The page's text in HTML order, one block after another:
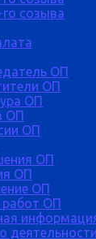
созыва
ОП
ОП
ОП
ОП
ОП
ОП
ОП
ОП
ОП